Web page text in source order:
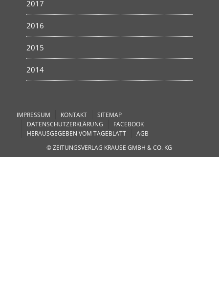
2017
2016
2015
2014
IMPRESSUM KONTAKT
SITEMAP
DATENSCHUTZERKLÄRUNG
FACEBOOK
HERAUSGEGEBEN VOM TAGEBLATT
AGB
© ZEITUNGSVERLAG KRAUSE GMBH & CO. KG